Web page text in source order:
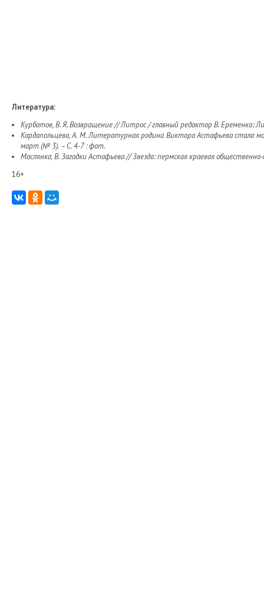
Литература:
Курбатов, В. Я. Возвращение // Литрос / главный редактор В. Еременко:
Кардапольцева, А. М. Литературная родина Виктора Астафьева стала
март (№ 3). – С. 4-7 : фот.
Маслянка, В. Загадки Астафьева // Звезда: пермская краевая
16+